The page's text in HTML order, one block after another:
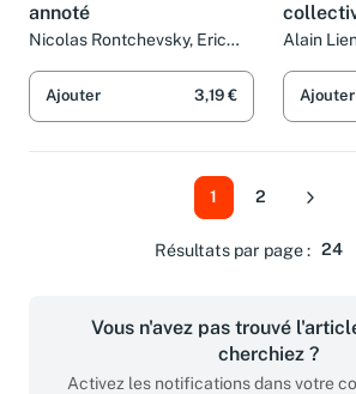
annoté
Nicolas Rontchevsky, Eric
Ajouter 3,19 €
Alain
Ajouter
Résultats par page :
1 2
Vous n'avez pas trouvé
cherchiez ?
Activez les notifications dans votre